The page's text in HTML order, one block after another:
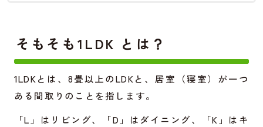
そもそも1LDK とは？
1LDKとは、8畳以上のLDKと、居室（寝室）が一つ
ある間取りのことを指します。
「L」はリビング、「D」はダイニング、「K」はキ